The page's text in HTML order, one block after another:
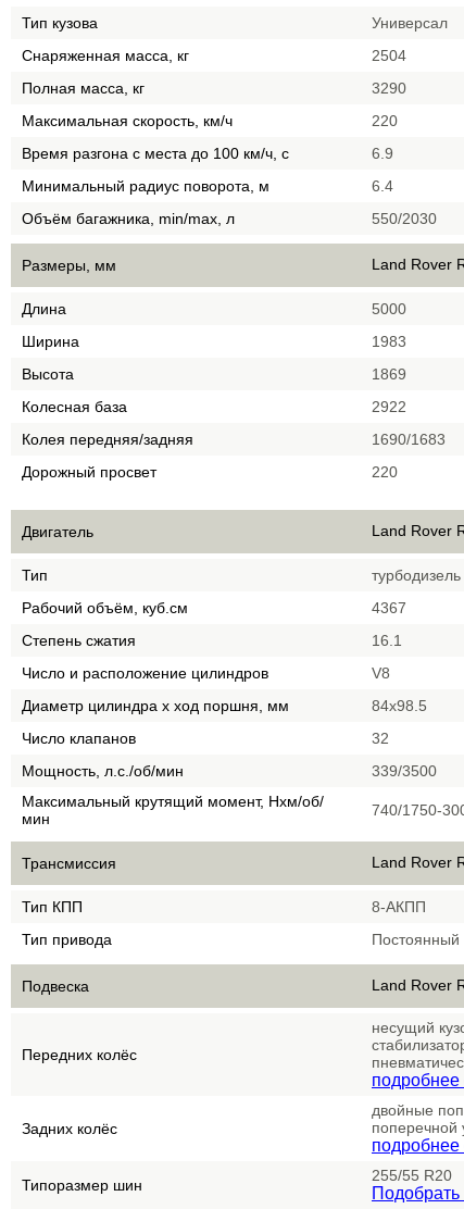
Тип кузова
Универсал
Снаряженная масса, кг
2504
Полная масса, кг
3290
Максимальная скорость, км/ч
220
Время разгона с места до 100 км/ч, с
6.9
Минимальный радиус поворота, м
6.4
Объём багажника, min/max, л
550/2030
Размеры, мм Land Rover
Длина 5000
Ширина
1983
Высота
1869
Колесная база
2922
Колея передняя/задняя
1690/1683
Дорожный просвет
220
Двигатель Land Rover
Тип
Рабочий объём, куб.см
4367
Степень сжатия
16.1
Число и расположение цилиндров
V8
Диаметр цилиндра х ход поршня, мм
84x98.5
Число клапанов
32
Мощность, л.с./об/мин
339/3500
Максимальный крутящий момент, Нхм/об/
мин
740/1750-
Трансмиссия Land Rover
Тип КПП 8-АКПП
Тип привода
Подвеска Land Rover
Передних колёс
несущий
подробнее
Задних колёс
двойные
поперечной
Типоразмер шин
255/55 R20